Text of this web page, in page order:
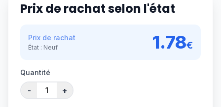
Prix de rachat selon l'état
Prix de rachat
État : Neuf 1.78€
Quantité
- +